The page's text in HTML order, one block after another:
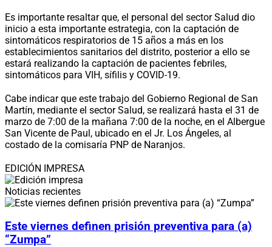
Es importante resaltar que, el personal del sector Salud dio
inicio a esta importante estrategia, con la captación de
sintomáticos respiratorios de 15 años a más en los
establecimientos sanitarios del distrito, posterior a ello se
estará realizando la captación de pacientes febriles,
sintomáticos para VIH, sífilis y COVID-19.
Cabe indicar que este trabajo del Gobierno Regional de San
Martín, mediante el sector Salud, se realizará hasta el 31 de
marzo de 7:00 de la mañana 7:00 de la noche, en el Albergue
San Vicente de Paul, ubicado en el Jr. Los Ángeles, al
costado de la comisaría PNP de Naranjos.
EDICIÓN IMPRESA
Noticias recientes
Este viernes definen prisión preventiva para (a)
“Zumpa”